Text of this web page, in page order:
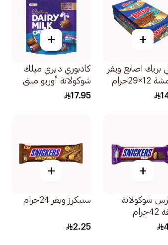
+
بريك اصابع ويفر
+
كادبوري ديري ميلك
شوكولاتة أوريو ميني
145جرام
17.95
+
شوكولاتة
+
سنيكرز ويفر 24جرام
2.25